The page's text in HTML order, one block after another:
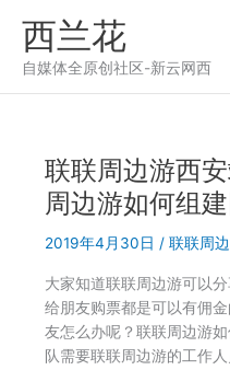
西兰花
自媒体全原创社区-新云网西
联联周边游西
周边游如何组
2019年4月30日 / 联联周
大家知道联联周边游可以
给朋友购票都是可以有佣
友怎么办呢？联联周边游
队需要联联周边游的工作